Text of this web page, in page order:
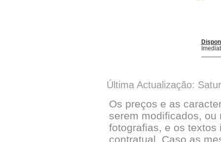
Última Actualização:
Os preços e as
serem modificados, ou
fotografias, e os
contratual. Caso as